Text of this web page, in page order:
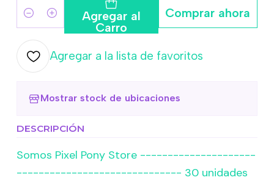
Cantidad Agregar al
Carro
Comprar ahora
Agregar a la lista de favoritos
Mostrar stock de ubicaciones
DESCRIPCIÓN
Somos Pixel Pony Store ---------------------
------------------------------ 30 unidades